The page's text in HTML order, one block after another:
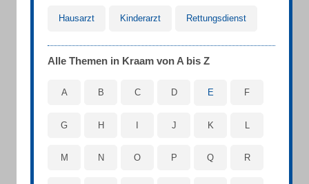
Hausarzt Kinderarzt Rettungsdienst
Alle Themen in Kraam von A bis Z
A B C D E F
G H J K L
M N O P Q R